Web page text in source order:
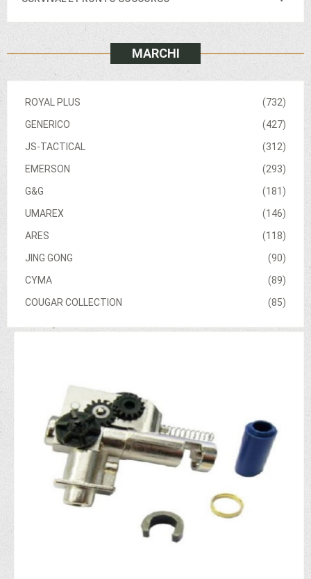
MARCHI
(732)
ROYAL PLUS
(427)
GENERICO
(312)
JS-TACTICAL
(293)
EMERSON
(181)
G&G
(146)
UMAREX
(118)
ARES
(90)
JING GONG
(89)
CYMA
(85)
COUGAR COLLECTION